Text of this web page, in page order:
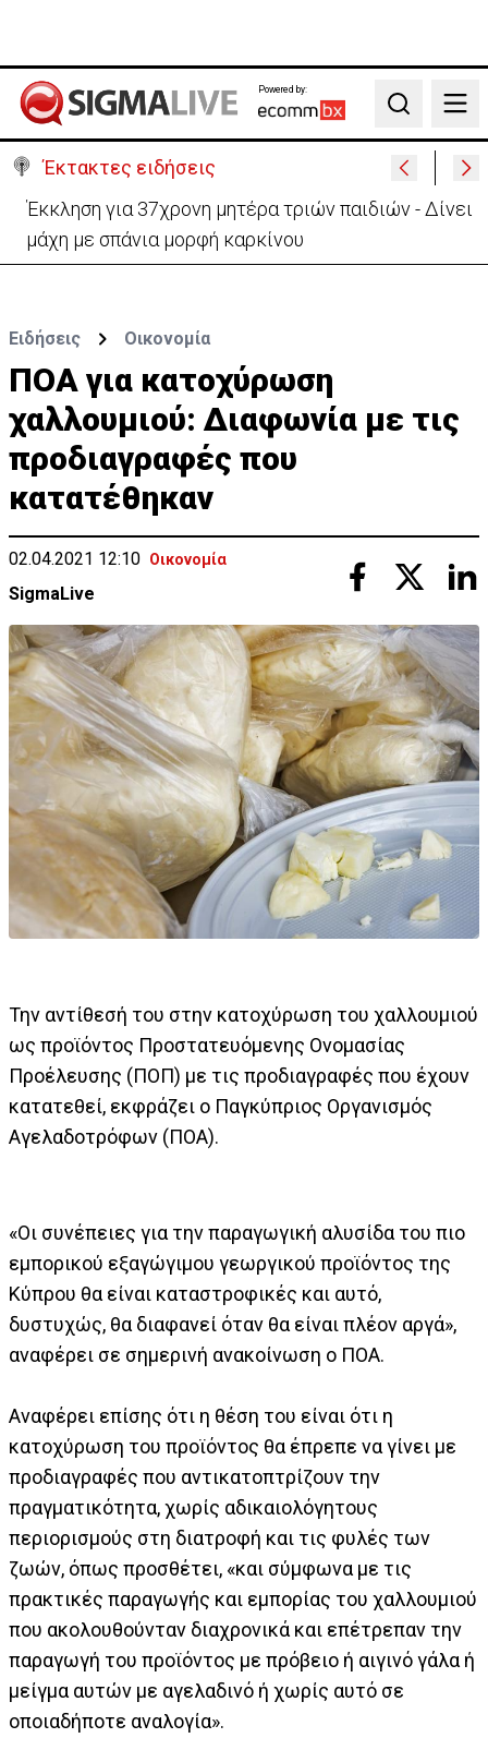
Powered by:
Search
Έκτακτες ειδήσεις
Γερμανία: Συγκρούστηκαν δύο τραμ - Τουλάχιστον
25 τραυματίες, οι 7 σοβαρά
Ειδήσεις Οικονομία
ΠΟΑ για κατοχύρωση
χαλλουμιού: Διαφωνία με τις
προδιαγραφές που
κατατέθηκαν
02.04.2021 12:10 Οικονομία
SigmaLive
Την αντίθεσή του στην κατοχύρωση του χαλλουμιού
ως προϊόντος Προστατευόμενης Ονομασίας
Προέλευσης (ΠΟΠ) με τις προδιαγραφές που έχουν
κατατεθεί, εκφράζει ο Παγκύπριος Οργανισμός
Αγελαδοτρόφων (ΠΟΑ).
«Οι συνέπειες για την παραγωγική αλυσίδα του πιο
εμπορικού εξαγώγιμου γεωργικού προϊόντος της
Κύπρου θα είναι καταστροφικές και αυτό,
δυστυχώς, θα διαφανεί όταν θα είναι πλέον αργά»,
αναφέρει σε σημερινή ανακοίνωση ο ΠΟΑ.
Αναφέρει επίσης ότι η θέση του είναι ότι η
κατοχύρωση του προϊόντος θα έπρεπε να γίνει με
προδιαγραφές που αντικατοπτρίζουν την
πραγματικότητα, χωρίς αδικαιολόγητους
περιορισμούς στη διατροφή και τις φυλές των
ζωών, όπως προσθέτει, «και σύμφωνα με τις
πρακτικές παραγωγής και εμπορίας του χαλλουμιού
που ακολουθούνταν διαχρονικά και επέτρεπαν την
παραγωγή του προϊόντος με πρόβειο ή αιγινό γάλα ή
μείγμα αυτών με αγελαδινό ή χωρίς αυτό σε
οποιαδήποτε αναλογία».